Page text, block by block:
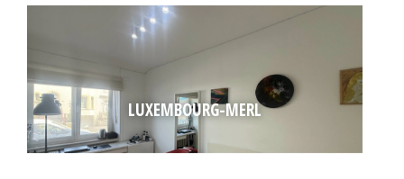
LUXEMBOURG-MERL